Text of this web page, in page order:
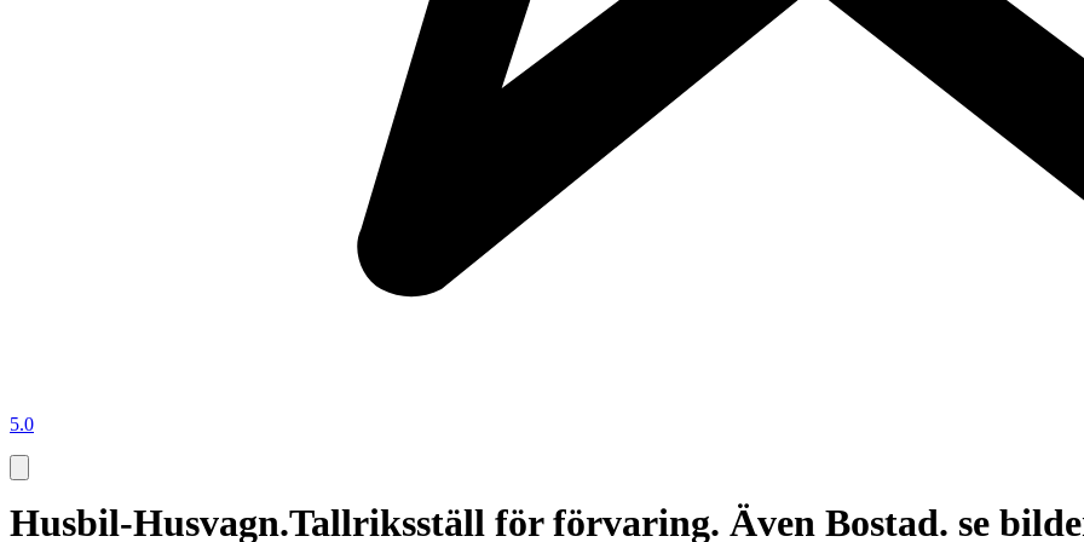
5.0
Husbil-Husvagn.Tallriksställ för förvaring. Även Bostad. se